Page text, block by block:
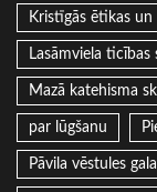
Kristīgās ētikas
Lasāmviela ticības
Mazā katehisma
par lūgšanu
Pāvila vēstules